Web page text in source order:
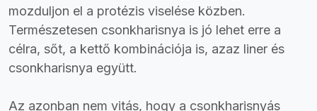
mozduljon el a protézis viselése közben.
Természetesen csonkharisnya is jó lehet erre a
célra, sőt, a kettő kombinációja is, azaz liner és
csonkharisnya együtt.
Az azonban nem vitás, hogy a csonkharisnyás